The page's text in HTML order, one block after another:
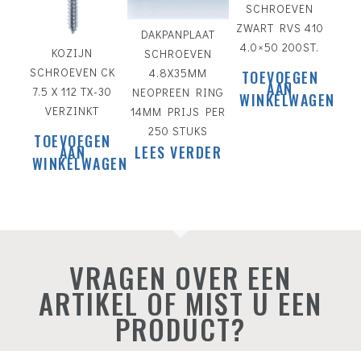
KOZIJN
SCHROEVEN CK
7.5 X 112 TX-30
VERZINKT
TOEVOEGEN
AAN
WINKELWAGEN
DAKPANPLAAT
SCHROEVEN
4.8X35MM
NEOPREEN RING
14MM PRIJS PER
250 STUKS
LEES VERDER
SCHROEVEN
ZWART RVS 410
4.0×50 200ST.
TOEVOEGEN
AAN
WINKELWAGEN
VRAGEN OVER EEN
ARTIKEL OF MIST U EEN
PRODUCT?